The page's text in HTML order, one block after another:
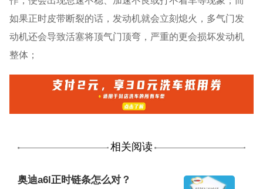
如果正时皮带断裂的话，发动机就会立刻熄火，多气门发
动机还会导致活塞将顶气门顶弯，严重的更会损坏发动机
整体；
相关阅读
奥迪a6l正时链条怎么对？